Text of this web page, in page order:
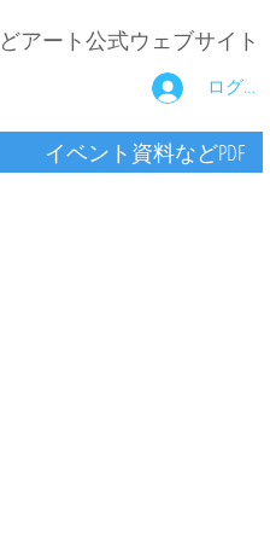
アート公式ウェブサイト
ログイン
イベント資料などPDF